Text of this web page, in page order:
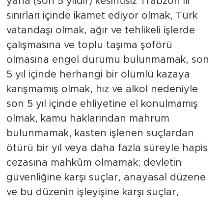
sınırları içinde ikamet ediyor olmak, Türk
vatandaşı olmak, ağır ve tehlikeli işlerde
çalışmasına ve toplu taşıma şoförü
olmasına engel durumu bulunmamak, son
5 yıl içinde herhangi bir ölümlü kazaya
karışmamış olmak, hız ve alkol nedeniyle
son 5 yıl içinde ehliyetine el konulmamış
olmak, kamu haklarından mahrum
bulunmamak, kasten işlenen suçlardan
ötürü bir yıl veya daha fazla süreyle hapis
cezasına mahkûm olmamak; devletin
güvenliğine karşı suçlar, anayasal düzene
ve bu düzenin işleyişine karşı suçlar,